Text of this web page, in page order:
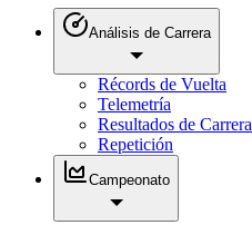
Análisis de Carrera
Récords de Vuelta
Telemetría
Resultados de Carrera
Repetición
Campeonato